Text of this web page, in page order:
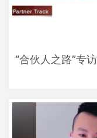
“合伙人之路”专